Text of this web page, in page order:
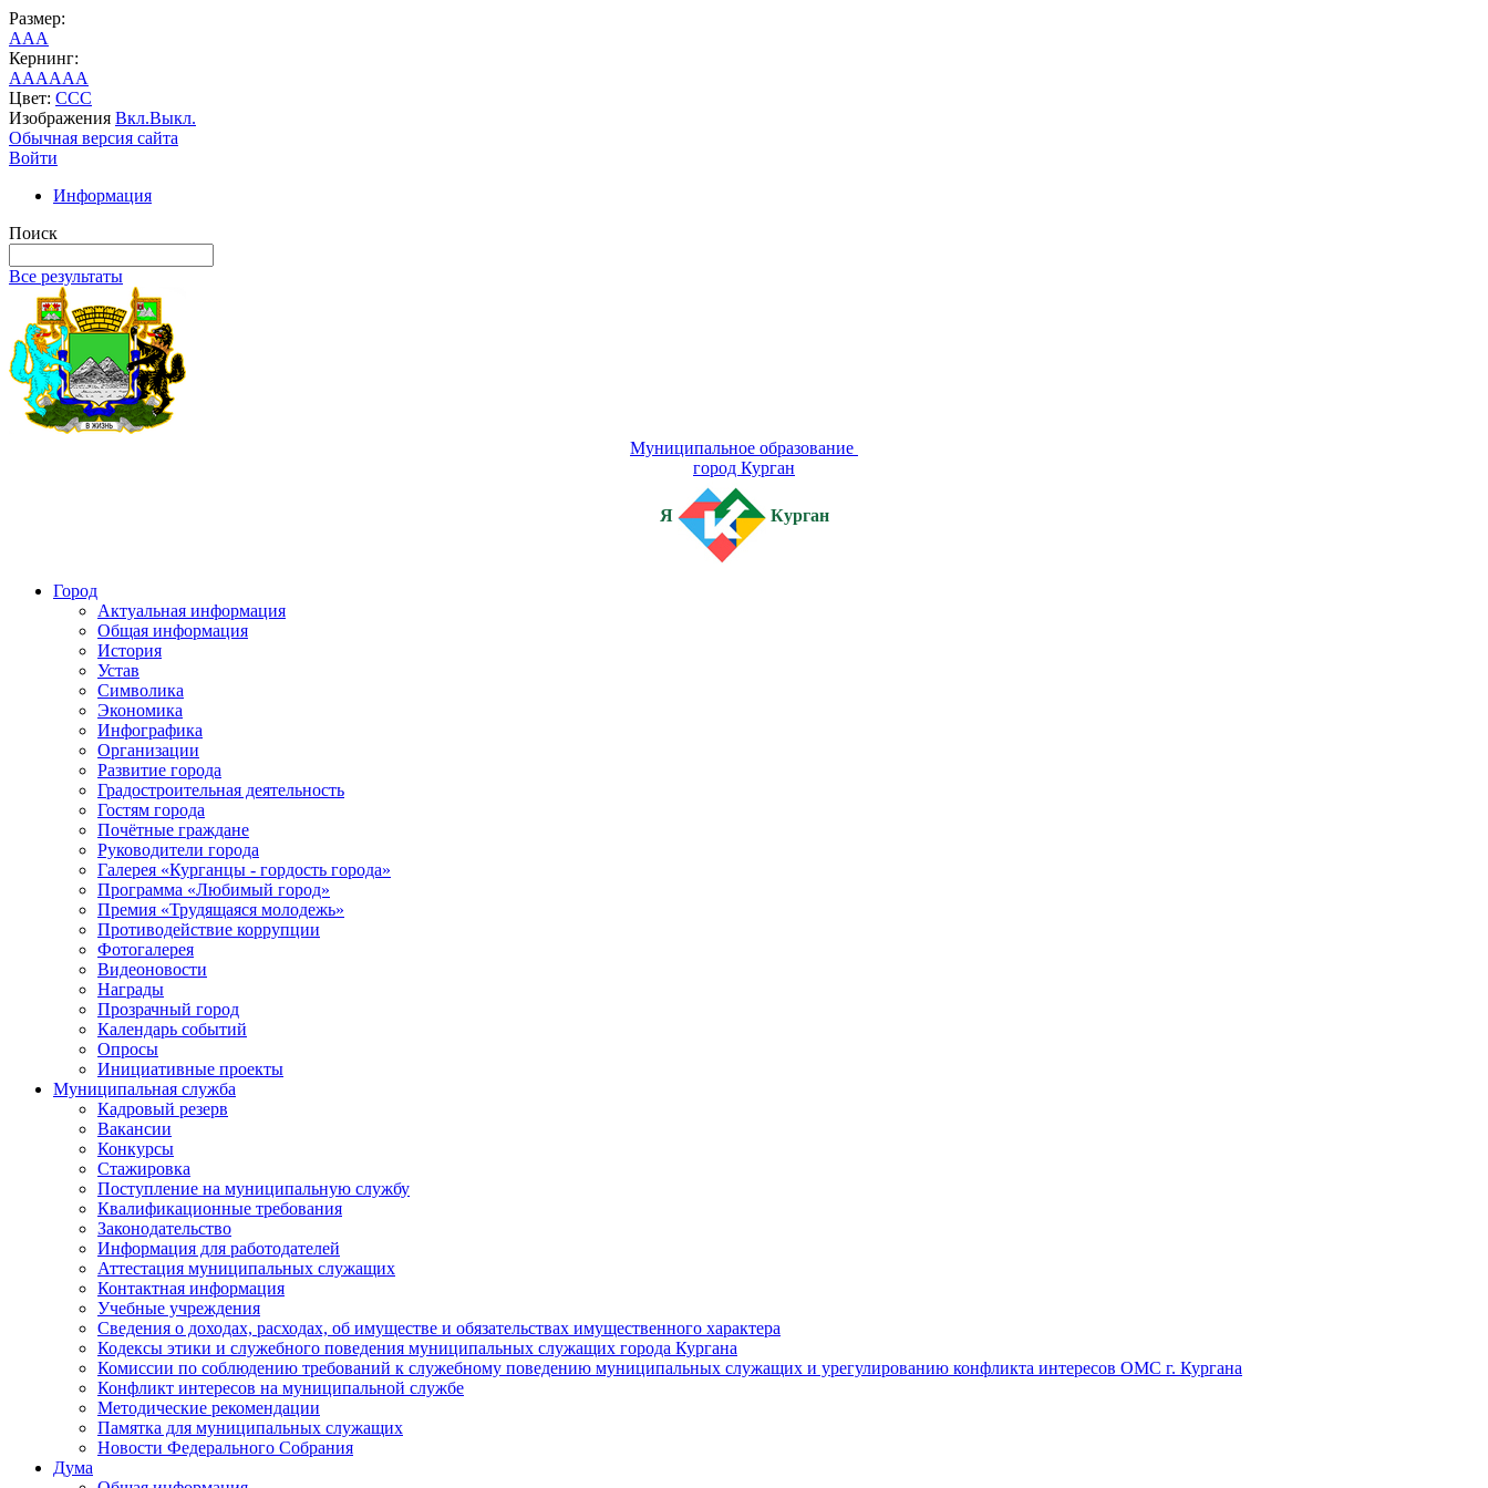
Размер:
AAA
Кернинг:
AAAAAA
Цвет: CCC
Изображения Вкл.Выкл.
Обычная версия сайта
Войти
Информация
Поиск
Все результаты
Муниципальное образование
город Курган
Я Курган
Город
Актуальная информация
Общая информация
История
Устав
Символика
Экономика
Инфографика
Организации
Развитие города
Градостроительная деятельность
Гостям города
Почётные граждане
Руководители города
Галерея «Курганцы - гордость города»
Программа «Любимый город»
Премия «Трудящаяся молодежь»
Противодействие коррупции
Фотогалерея
Видеоновости
Награды
Прозрачный город
Календарь событий
Опросы
Инициативные проекты
Муниципальная служба
Кадровый резерв
Вакансии
Конкурсы
Стажировка
Поступление на муниципальную службу
Квалификационные требования
Законодательство
Информация для работодателей
Аттестация муниципальных служащих
Контактная информация
Учебные учреждения
Сведения о доходах, расходах, об имуществе и обязательствах имущественного характера
Кодексы этики и служебного поведения муниципальных служащих города Кургана
Комиссии по соблюдению требований к служебному поведению муниципальных служащих и урегулированию конфликта интересов ОМС г. Кургана
Конфликт интересов на муниципальной службе
Методические рекомендации
Памятка для муниципальных служащих
Новости Федерального Cобрания
Дума